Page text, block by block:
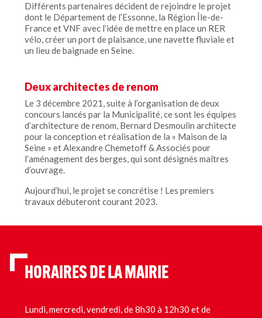
Différents partenaires décident de rejoindre le projet
dont le Département de l’Essonne, la Région Île-de-
France et VNF avec l’idée de mettre en place un RER
vélo, créer un port de plaisance, une navette fluviale et
un lieu de baignade en Seine.
Deux architectes de renom
Le 3 décembre 2021, suite à l’organisation de deux
concours lancés par la Municipalité, ce sont les équipes
d’architecture de renom, Bernard Desmoulin architecte
pour la conception et réalisation de la « Maison de la
Seine » et Alexandre Chemetoff & Associés pour
l’aménagement des berges, qui sont désignés maîtres
d’ouvrage.
Aujourd’hui, le projet se concrétise ! Les premiers
travaux débuteront courant 2023.
HORAIRES DE LA MAIRIE
Lundi, mercredi, vendredi, de 8h30 à 12h30 et de